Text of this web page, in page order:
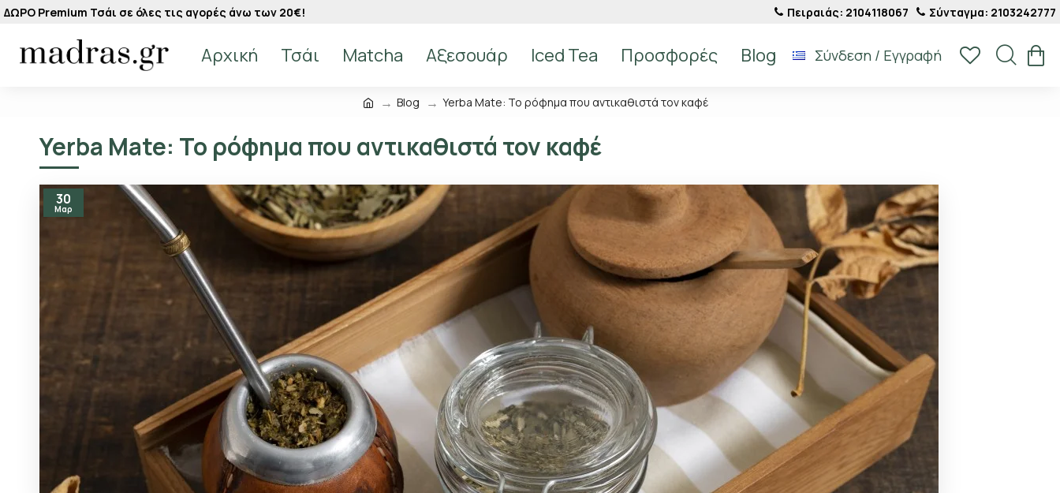
ΔΩΡΟ Premium Τσάι σε όλες τις αγορές άνω των 20€! Πειραιάς: 2104118067 Σύνταγμα: 2103242777
Αρχική Τσάι Matcha Αξεσουάρ Iced Tea Προσφορές Blog Σύνδεση / Εγγραφή
Blog Yerba Mate: Το ρόφημα που αντικαθιστά τον καφέ
Yerba Mate: Το ρόφημα που αντικαθιστά τον καφέ
30
Μαρ